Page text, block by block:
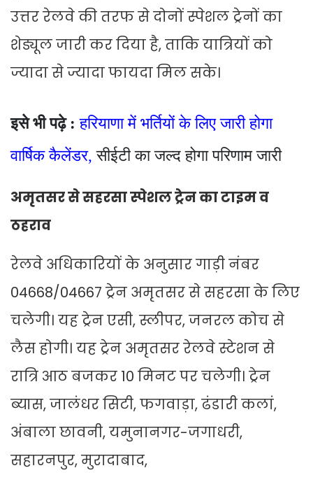
उत्तर रेलवे की तरफ से दोनों स्पेशल ट्रेनों का
शेड्यूल जारी कर दिया है, ताकि यात्रियों को
ज्यादा से ज्यादा फायदा मिल सके।
इसे भी पढ़े :हरियाणा में भर्तियों के लिए जारी होगा
वार्षिक कैलेंडर,सीईटी का जल्द होगा परिणाम जारी
अमृतसर से सहरसा स्पेशल ट्रेन का टाइम व
ठहराव
रेलवे अधिकारियों के अनुसार गाड़ी नंबर
04668/04667 ट्रेन अमृतसर से सहरसा के लिए
चलेगी। यह ट्रेन एसी, स्लीपर, जनरल कोच से
लैस होगी। यह ट्रेन अमृतसर रेलवे स्टेशन से
रात्रि आठ बजकर 10 मिनट पर चलेगी। ट्रेन
ब्यास, जालंधर सिटी, फगवाड़ा, ढंडारी कलां,
अंबाला छावनी, यमुनानगर-जगाधरी,
सहारनपुर, मुरादाबाद,